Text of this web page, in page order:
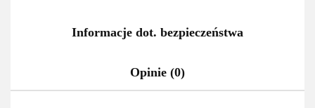
Informacje dot. bezpieczeństwa
Opinie (0)